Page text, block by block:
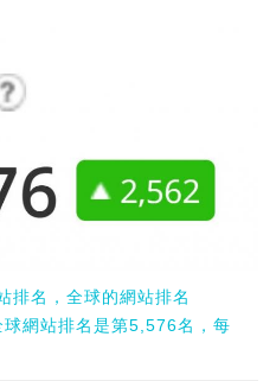
名，全球的網站排名
網站排名是第5,576名，每